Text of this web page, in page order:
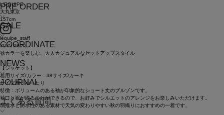
PRE ORDER
SALE
COORDINATE
NEWS
JOURNAL
よくある質問
L'EQUIPE
大丸東京
157cm
lequipe_staff
2025.09.22
秋カラーを楽しむ、大人カジュアルなセットアップスタイル
【ジャケット】
着用サイズ/カラー：38サイズ/カーキ
サイズ感：ゆったり
特徴：ボリュームのある袖が印象的なショート丈のブルゾンです。
袖口と裾が絞ることができるので、お好みでシルエットのアレンジをお楽しみいただけます。
弱撥水と防水性のある素材で天気の変わりやすい秋の羽織りにおすすめの一着です。